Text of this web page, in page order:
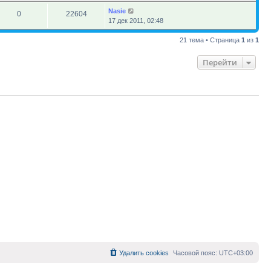
0 22604
Nasie
17 дек 2011, 02:48
21 тема • Страница 1 из 1
Перейти
Часовой пояс: UTC+03:00
Удалить cookies